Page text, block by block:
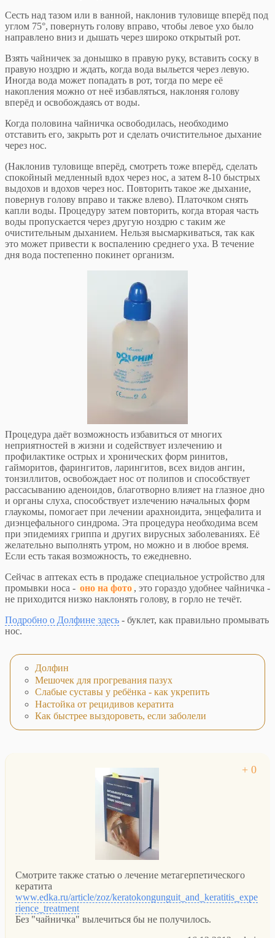
Сесть над тазом или в ванной, наклонив туловище вперёд под
углом 75°, повернуть голову вправо, чтобы левое ухо было
направлено вниз и дышать через широко открытый рот.
Взять чайничек за донышко в правую руку, вставить соску в
правую ноздрю и ждать, когда вода выльется через левую.
Иногда вода может попадать в рот, тогда по мере её
накопления можно от неё избавляться, наклоняя голову
вперёд и освобождаясь от воды.
Когда половина чайничка освободилась, необходимо
отставить его, закрыть рот и сделать очистительное дыхание
через нос.
(Наклонив туловище вперёд, смотреть тоже вперёд, сделать
спокойный медленный вдох через нос, а затем 8-10 быстрых
выдохов и вдохов через нос. Повторить такое же дыхание,
повернув голову вправо и также влево). Платочком снять
капли воды. Процедуру затем повторить, когда вторая часть
воды пропускается через другую ноздрю с таким же
очистительным дыханием. Нельзя высмаркиваться, так как
это может привести к воспалению среднего уха. В течение
дня вода постепенно покинет организм.
Процедура даёт возможность избавиться от многих
неприятностей в жизни и содействует излечению и
профилактике острых и хронических форм ринитов,
гайморитов, фарингитов, ларингитов, всех видов ангин,
тонзиллитов, освобождает нос от полипов и способствует
рассасыванию аденоидов, благотворно влияет на глазное дно
и органы слуха, способствует излечению начальных форм
глаукомы, помогает при лечении арахноидита, энцефалита и
диэнцефального синдрома. Эта процедура необходима всем
при эпидемиях гриппа и других вирусных заболеваниях. Её
желательно выполнять утром, но можно и в любое время.
Если есть такая возможность, то ежедневно.
Сейчас в аптеках есть в продаже специальное устройство для
промывки носа - оно на фото , это гораздо удобнее чайничка -
не приходится низко наклонять голову, в горло не течёт.
Подробно о Долфине здесь - буклет, как правильно промывать
нос.
Долфин
Мешочек для прогревания пазух
Слабые суставы у ребёнка - как укрепить
Настойка от рецидивов кератита
Как быстрее выздороветь, если заболели
Смотрите также статью о лечение метагерпетического
кератита
www.edka.ru/article/zoz/keratokongunguit_and_keratitis_expe
rience_treatment
Без "чайничка" вылечиться бы не получилось.